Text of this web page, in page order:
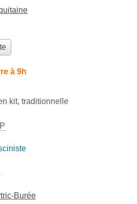
à 9h
kit, traditionnelle
Burée